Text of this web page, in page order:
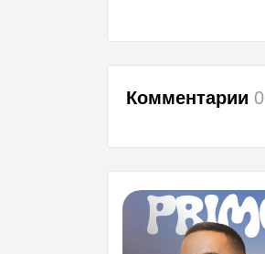
Комментарии 0